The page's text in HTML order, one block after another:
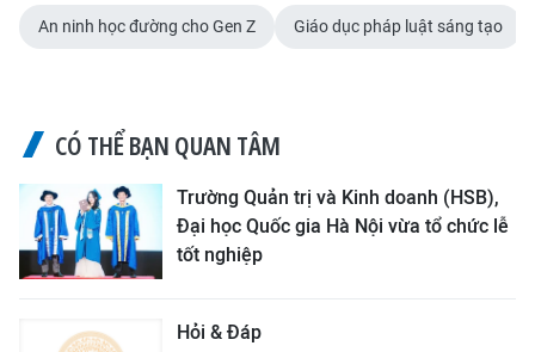
An ninh học đường cho Gen Z Giáo dục pháp luật sáng tạo
CÓ THỂ BẠN QUAN TÂM
Trường Quản trị và Kinh doanh (HSB),
Đại học Quốc gia Hà Nội vừa tổ chức lễ
tốt nghiệp
Hỏi & Đáp